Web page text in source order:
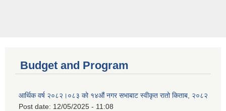
Budget and Program
आर्थिक वर्ष २०८२।०८३ को १४औं नगर सभाबाट स्वीकृत रातो किताब, २०८२
Post date: 12/05/2025 - 11:08